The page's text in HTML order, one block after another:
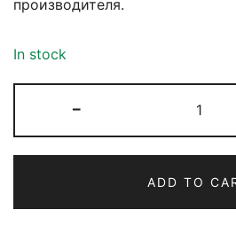
производителя.
In stock
-
ADD TO